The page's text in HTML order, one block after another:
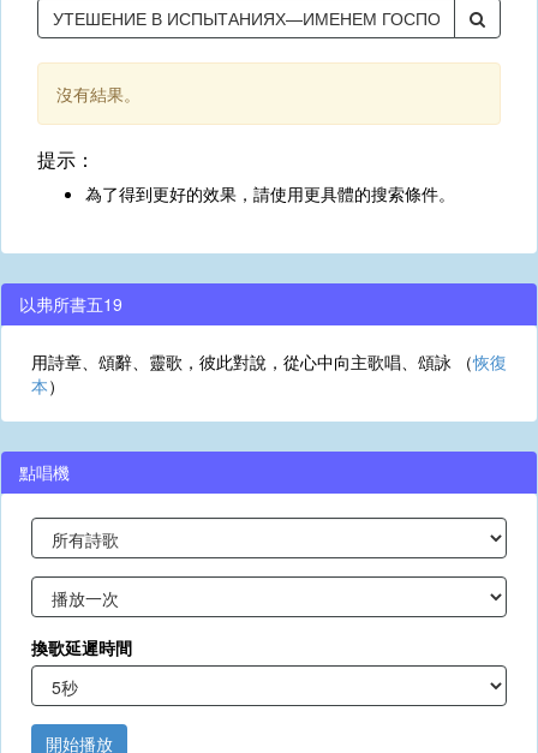
沒有結果。
提示：
為了得到更好的效果，請使用更具體的搜索條件。
以弗所書五19
用詩章、頌辭、靈歌，彼此對說，從心中向主歌唱、頌詠 （恢復
本）
點唱機
換歌延遲時間
開始播放